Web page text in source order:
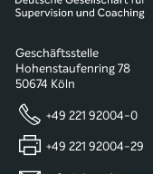
Geschäftsstelle
Hohenstaufenring 78
50674 Köln
+49 221 92004-0
+49 221 92004-29